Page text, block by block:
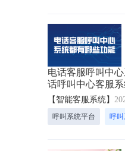
电话客服呼叫中
话呼叫中心客服系
【智能客服系统】
呼叫系统平台 呼